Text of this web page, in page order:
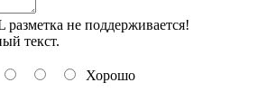
разметка не поддерживается!
текст.
Хорошо